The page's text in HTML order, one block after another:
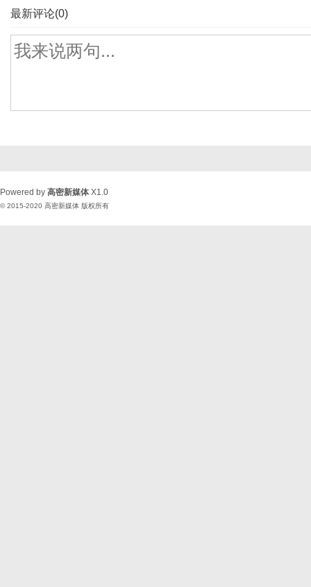
最新评论(0)
Powered by 高密新媒体 X1.0
© 2015-2020 高密新媒体 版权所有